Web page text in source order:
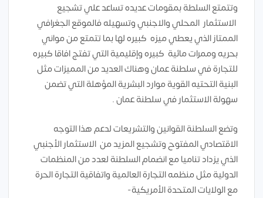
وتتمتع السلطة بمقومات عديده تساعد علي تشجيع
الاستثمار المحلي والاجنبي وتسهيله فالموقع الجغرافي
الممتاز الذي يعطي ميزه كبيره لها بما تتمتع من مواني
بحريه وممرات مائية كبيره وإقليمية التي تفتج افاقا كبيره
للتجارة في سلطنة عمان وهناك العديد من المميزات مثل
البنية التحتيه القوية موارد البشرية المؤهلة التي تضمن
سهولة الاستثمار في سلطنة عمان .
وتضع السلطنة القوانين والتشريعات لدعم هذا التوجه
الاقتصادي المفتوح وتشجيع المزيد من الاستثمار الأجنبي
الذي يزداد تناميا مع انضمام السلطنة لعدد من المنظمات
الدولية مثل منظمه التجارة العالمية واتفاقية التجارة الحرة
مع الولايات المتحدة الأمريكية-